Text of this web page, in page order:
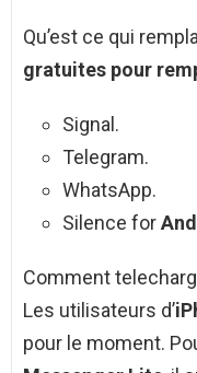
Qu’est ce qui
gratuites pour
Signal.
Telegram.
WhatsApp.
Silence for
Comment
Les utilisateurs d’
pour le moment.